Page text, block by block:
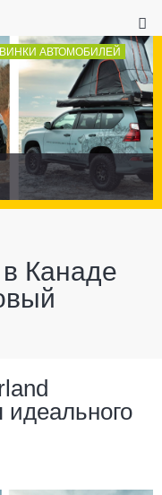
АВТОМОБИЛЕЙ
Канаде